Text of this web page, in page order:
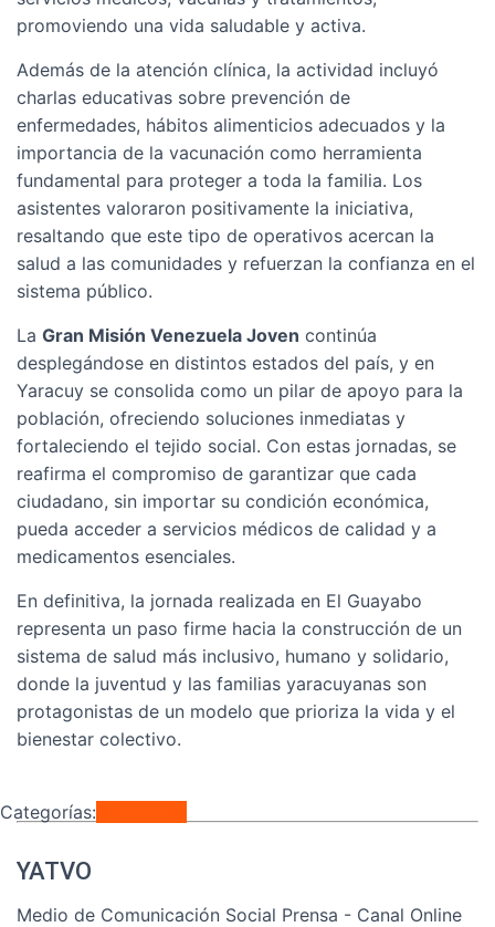
promoviendo una vida saludable y activa.
Además de la atención clínica, la actividad incluyó
charlas educativas sobre prevención de
enfermedades, hábitos alimenticios adecuados y la
importancia de la vacunación como herramienta
fundamental para proteger a toda la familia. Los
asistentes valoraron positivamente la iniciativa,
resaltando que este tipo de operativos acercan la
salud a las comunidades y refuerzan la confianza en el
sistema público.
La Gran Misión Venezuela Joven continúa
desplegándose en distintos estados del país, y en
Yaracuy se consolida como un pilar de apoyo para la
población, ofreciendo soluciones inmediatas y
fortaleciendo el tejido social. Con estas jornadas, se
reafirma el compromiso de garantizar que cada
ciudadano, sin importar su condición económica,
pueda acceder a servicios médicos de calidad y a
medicamentos esenciales.
En definitiva, la jornada realizada en El Guayabo
representa un paso firme hacia la construcción de un
sistema de salud más inclusivo, humano y solidario,
donde la juventud y las familias yaracuyanas son
protagonistas de un modelo que prioriza la vida y el
bienestar colectivo.
Categorías:
YATVO
Medio de Comunicación Social Prensa - Canal Online